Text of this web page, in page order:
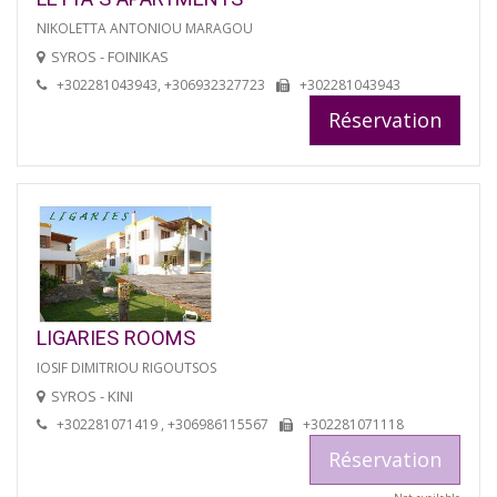
NIKOLETTA ANTONIOU MARAGOU
SYROS - FOINIKAS
+302281043943, +306932327723 +302281043943
Réservation
LIGARIES ROOMS
IOSIF DIMITRIOU RIGOUTSOS
SYROS - KINI
+302281071419 , +306986115567 +302281071118
Réservation